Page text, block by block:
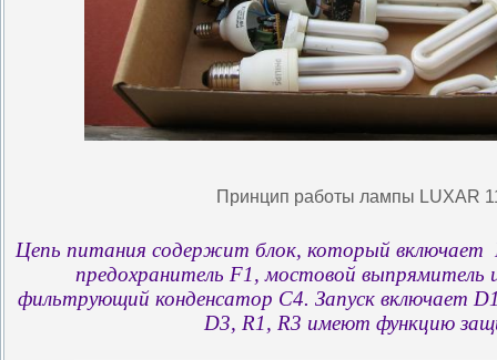
Принцип работы лампы LUXAR
Цепь питания содержит блок, который включает
предохранитель F1, мостовой выпрямитель
фильтрующий конденсатор C4. Запуск включает
D3, R1, R3 имеют функцию